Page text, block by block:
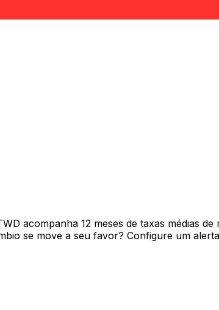
acompanha 12 meses de taxas médias
se move a seu favor? Configure um